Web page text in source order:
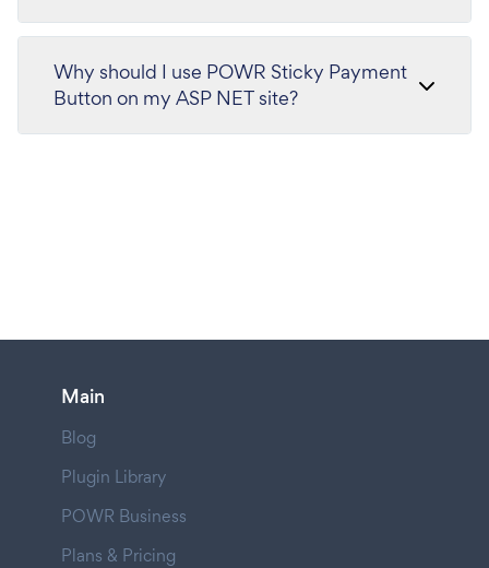
Why should I use POWR Sticky Payment
Button on my ASP NET site?
Main
Blog
Plugin Library
POWR Business
Plans & Pricing